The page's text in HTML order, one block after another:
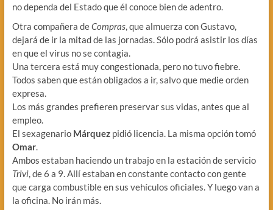
no dependa del Estado que él conoce bien de adentro.
Otra compañera deCompras, que almuerza con Gustavo,
dejará de ir la mitad de las jornadas. Sólo podrá asistir los días
en que el virus no se contagia.
Una tercera está muy congestionada, pero no tuvo fiebre.
Todos saben que están obligados a ir, salvo que medie orden
expresa.
Los más grandes prefieren preservar sus vidas, antes que al
empleo.
El sexagenario Márquez pidió licencia. La misma opción tomó
Omar.
Ambos estaban haciendo un trabajo en la estación de servicio
Trivi, de 6 a 9. Allí estaban en constante contacto con gente
que carga combustible en sus vehículos oficiales. Y luego van a
la oficina. No irán más.